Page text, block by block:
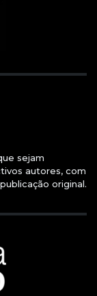
sejam
autores, com
original.